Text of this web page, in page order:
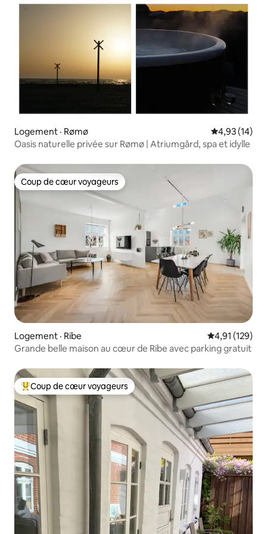
Logement · Rømø Note
4,93 (14)
Oasis naturelle privée sur Rømø | Atriumgård, spa et idylle
Coup de cœur voyageurs
Coup de cœur voyageurs
Logement · Ribe Note
4,91 (129)
Grande belle maison au cœur de Ribe avec parking gratuit
Coup de cœur voyageurs parmi les plus aimés
Coup de cœur voyageurs